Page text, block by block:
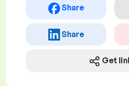
Share
Share
Get